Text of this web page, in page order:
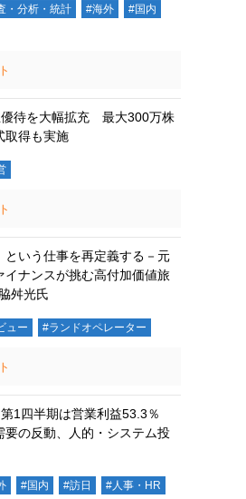
・分析・統計 #海外
#国内
優待を大幅拡充 最大300万株
取得も実施
という仕事を再定義する－元
イナンスが挑む高付加価値旅
舛光氏
ュー #ランドオペレーター
1四半期は営業利益53.3％
の反動、人的・システム投
#国内 #訪日 #人事・HR